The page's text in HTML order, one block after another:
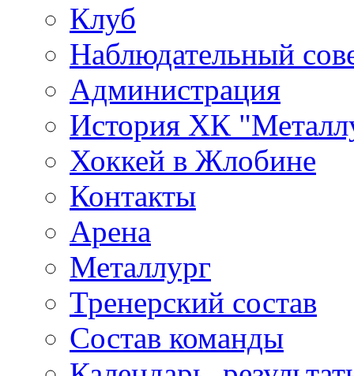
Клуб
Наблюдательный
Администрация
История ХК
Хоккей в Жлобине
Контакты
Арена
Металлург
Тренерский состав
Состав команды